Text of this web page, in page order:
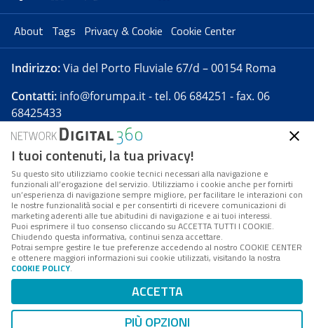
About Tags Privacy & Cookie Cookie Center
Indirizzo:Via del Porto Fluviale 67/d – 00154 Roma
Contatti: info@forumpa.it- tel. 06 684251 - fax. 06
68425433
Forumpa.itè una pubblicazione telematica iscritta
presso Registro della stampa del Tribunale di Roma -
Reg. n. 182 del 2 maggio 2008 - Direttore resp. Michela
Stentella
FPA s.r.l. è società soggetta a Direzione e
Coordinamento da parte di Digital360 S.p.A. - FPA s.r.l.
è un'azienda certificata per il sistema di management
Codice Fiscale/Partita IVA n. 10693191008 - R.E.A. Roma
n. 1249791. ISP AWS
Mappa del sito
I tuoi contenuti, la tua privacy!
Su questo sito utilizziamo cookie tecnici necessari alla navigazione e
funzionali all’erogazione del servizio. Utilizziamo i cookie anche per fornirti
un’esperienza di navigazione sempre migliore, per facilitare le interazioni con
le nostre funzionalità social e per consentirti di ricevere comunicazioni di
marketing aderenti alle tue abitudini di navigazione e ai tuoi interessi.
Puoi esprimere il tuo consenso cliccando su ACCETTA TUTTI I COOKIE.
Chiudendo questa informativa, continui senza accettare.
Potrai sempre gestire le tue preferenze accedendo al nostro COOKIE CENTER
e ottenere maggiori informazioni sui cookie utilizzati, visitando la nostra
COOKIE POLICY.
ACCETTA
PIÙ OPZIONI